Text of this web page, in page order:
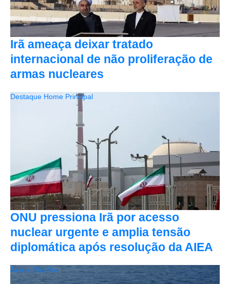
Irã ameaça deixar tratado
internacional de não proliferação de
armas nucleares
ONU pressiona Irã por acesso
nuclear urgente e amplia tensão
diplomática após resolução da AIEA
Destaque Home Principal
Ásia e Pacífico